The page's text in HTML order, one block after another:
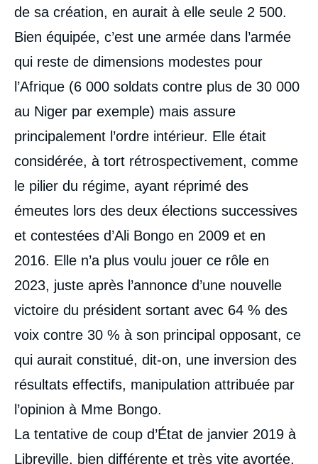
de sa création, en aurait à elle seule 2 500.
Bien équipée, c’est une armée dans l’armée
qui reste de dimensions modestes pour
l’Afrique (6 000 soldats contre plus de 30 000
au Niger par exemple) mais assure
principalement l’ordre intérieur. Elle était
considérée, à tort rétrospectivement, comme
le pilier du régime, ayant réprimé des
émeutes lors des deux élections successives
et contestées d’Ali Bongo en 2009 et en
2016. Elle n’a plus voulu jouer ce rôle en
2023, juste après l’annonce d’une nouvelle
victoire du président sortant avec 64 % des
voix contre 30 % à son principal opposant, ce
qui aurait constitué, dit-on, une inversion des
résultats effectifs, manipulation attribuée par
l’opinion à Mme Bongo.
La tentative de coup d’État de janvier 2019 à
Libreville, bien différente et très vite avortée,